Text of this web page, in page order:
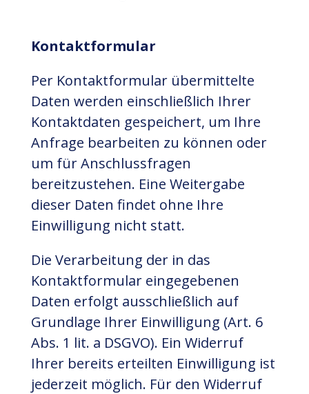
Kontaktformular
Per Kontaktformular übermittelte
Daten werden einschließlich Ihrer
Kontaktdaten gespeichert, um Ihre
Anfrage bearbeiten zu können oder
um für Anschlussfragen
bereitzustehen. Eine Weitergabe
dieser Daten findet ohne Ihre
Einwilligung nicht statt.
Die Verarbeitung der in das
Kontaktformular eingegebenen
Daten erfolgt ausschließlich auf
Grundlage Ihrer Einwilligung (Art. 6
Abs. 1 lit. a DSGVO). Ein Widerruf
Ihrer bereits erteilten Einwilligung ist
jederzeit möglich. Für den Widerruf